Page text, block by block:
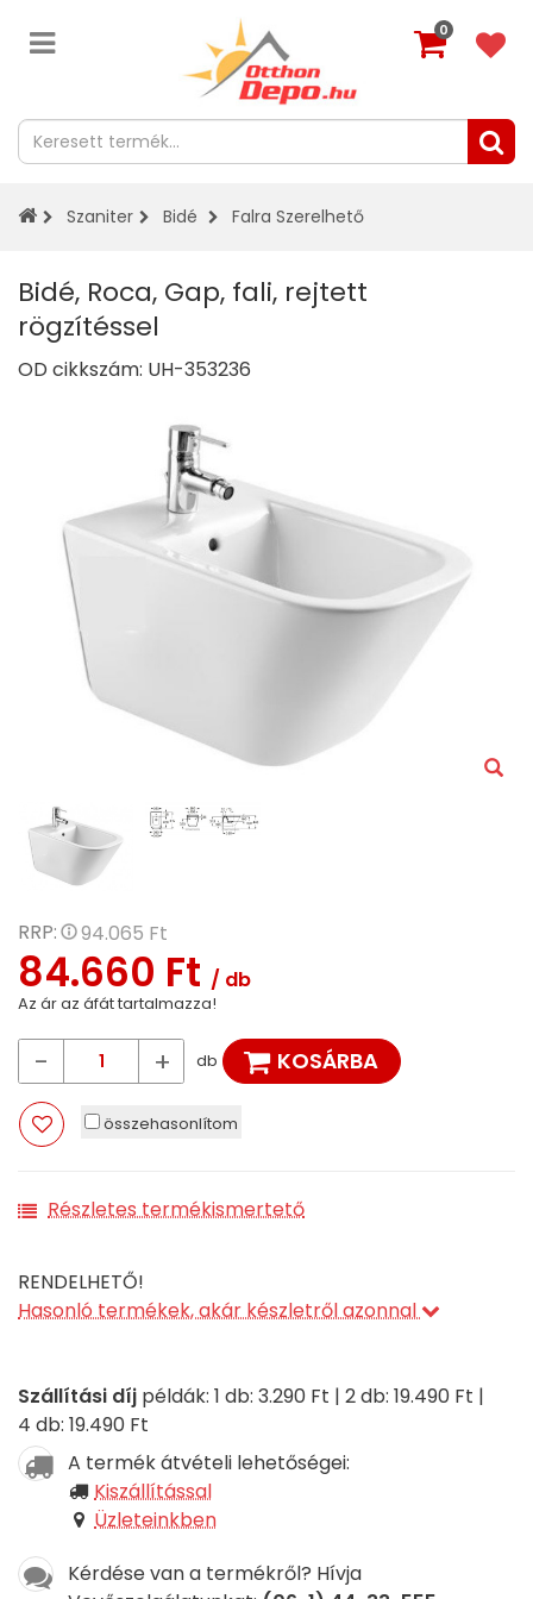
0
Szaniter Bidé Falra Szerelhető
Bidé, Roca, Gap, fali, rejtett
rögzítéssel
OD cikkszám: UH-353236
RRP: 94.065 Ft
84.660 Ft / db
Az ár az áfát tartalmazza!
- + db KOSÁRBA
összehasonlítom
Részletes termékismertető
RENDELHETŐ!
Hasonló termékek, akár készletről azonnal
Szállítási díj példák: 1 db: 3.290 Ft | 2 db: 19.490 Ft |
4 db: 19.490 Ft
A termék átvételi lehetőségei:
Kiszállítással
Üzleteinkben
Kérdése van a termékről? Hívja